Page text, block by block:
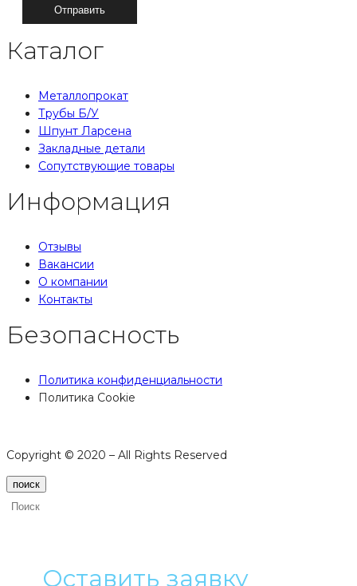
Каталог
Металлопрокат
Трубы Б/У
Шпунт Ларсена
Закладные детали
Сопутствующие товары
Информация
Отзывы
Вакансии
О компании
Контакты
Безопасность
Политика конфиденциальности
Политика Cookie
Copyright © 2020 – All Rights Reserved
поиск
Оставить заявку